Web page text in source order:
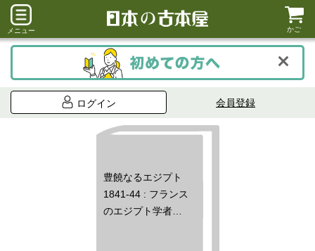
メニュー かご
ログイン 会員登録
豊饒なるエジプト
1841-44 : フランス
のエジプト学者プ